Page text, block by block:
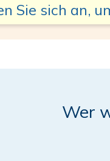
Sie sich an,
Wer